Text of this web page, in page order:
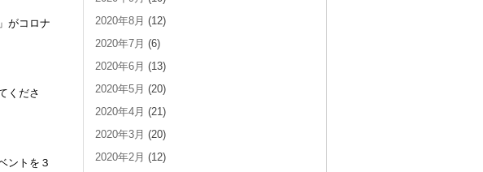
がコロナ
くださ
ントを３
2020年8月 (12)
2020年7月 (6)
2020年6月 (13)
2020年5月 (20)
2020年4月 (21)
2020年3月 (20)
2020年2月 (12)